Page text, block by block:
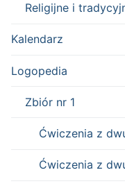
Religijne i
Kalendarz
Logopedia
Zbiór nr 1
Ćwiczenia z
Ćwiczenia z